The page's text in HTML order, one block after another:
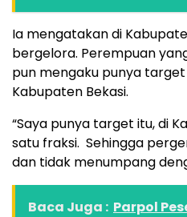
Ia mengatakan di
bergelora. Perempuan
pun mengaku punya target
Kabupaten Bekasi.
“Saya punya target itu, di
satu fraksi. Sehingga
dan tidak menumpang
Baca Juga : Parpol